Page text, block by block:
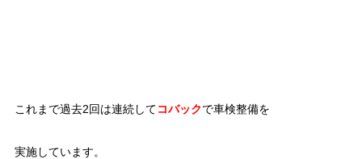
これまで過去2回は連続してコバックで車検整備を
実施しています。